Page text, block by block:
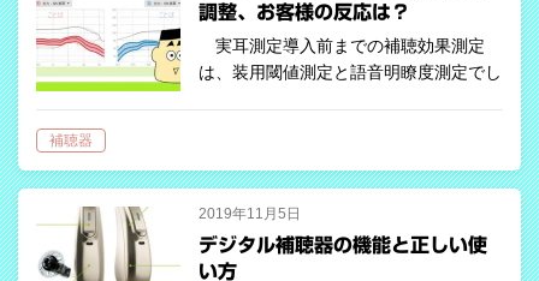
調整、お客様の反応は？
実耳測定導入前までの補聴効果測定
は、装用閾値測定と語音明瞭度測定でし
お客様基本情報 補聴器使用経験：8…
補聴器
2019年11月5日
デジタル補聴器の機能と正しい使
い方